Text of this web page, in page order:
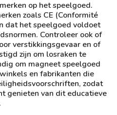
op het speelgoed.
zoals CE (Conformité
dat het speelgoed voldoet
Controleer ook of
verstikkingsgevaar en of
zijn om losraken te
om magneet speelgoed
en fabrikanten die
zodat
genieten van dit educatieve